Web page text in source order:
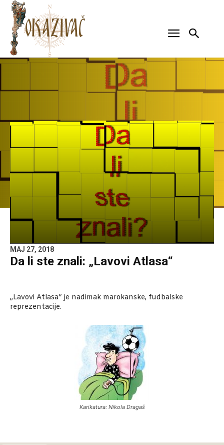
MAJ 27, 2018
Da li ste znali: „Lavovi Atlasa“
„Lavovi Atlasa“ je nadimak marokanske, fudbalske
reprezentacije.
Karikatura: Nikola Dragaš